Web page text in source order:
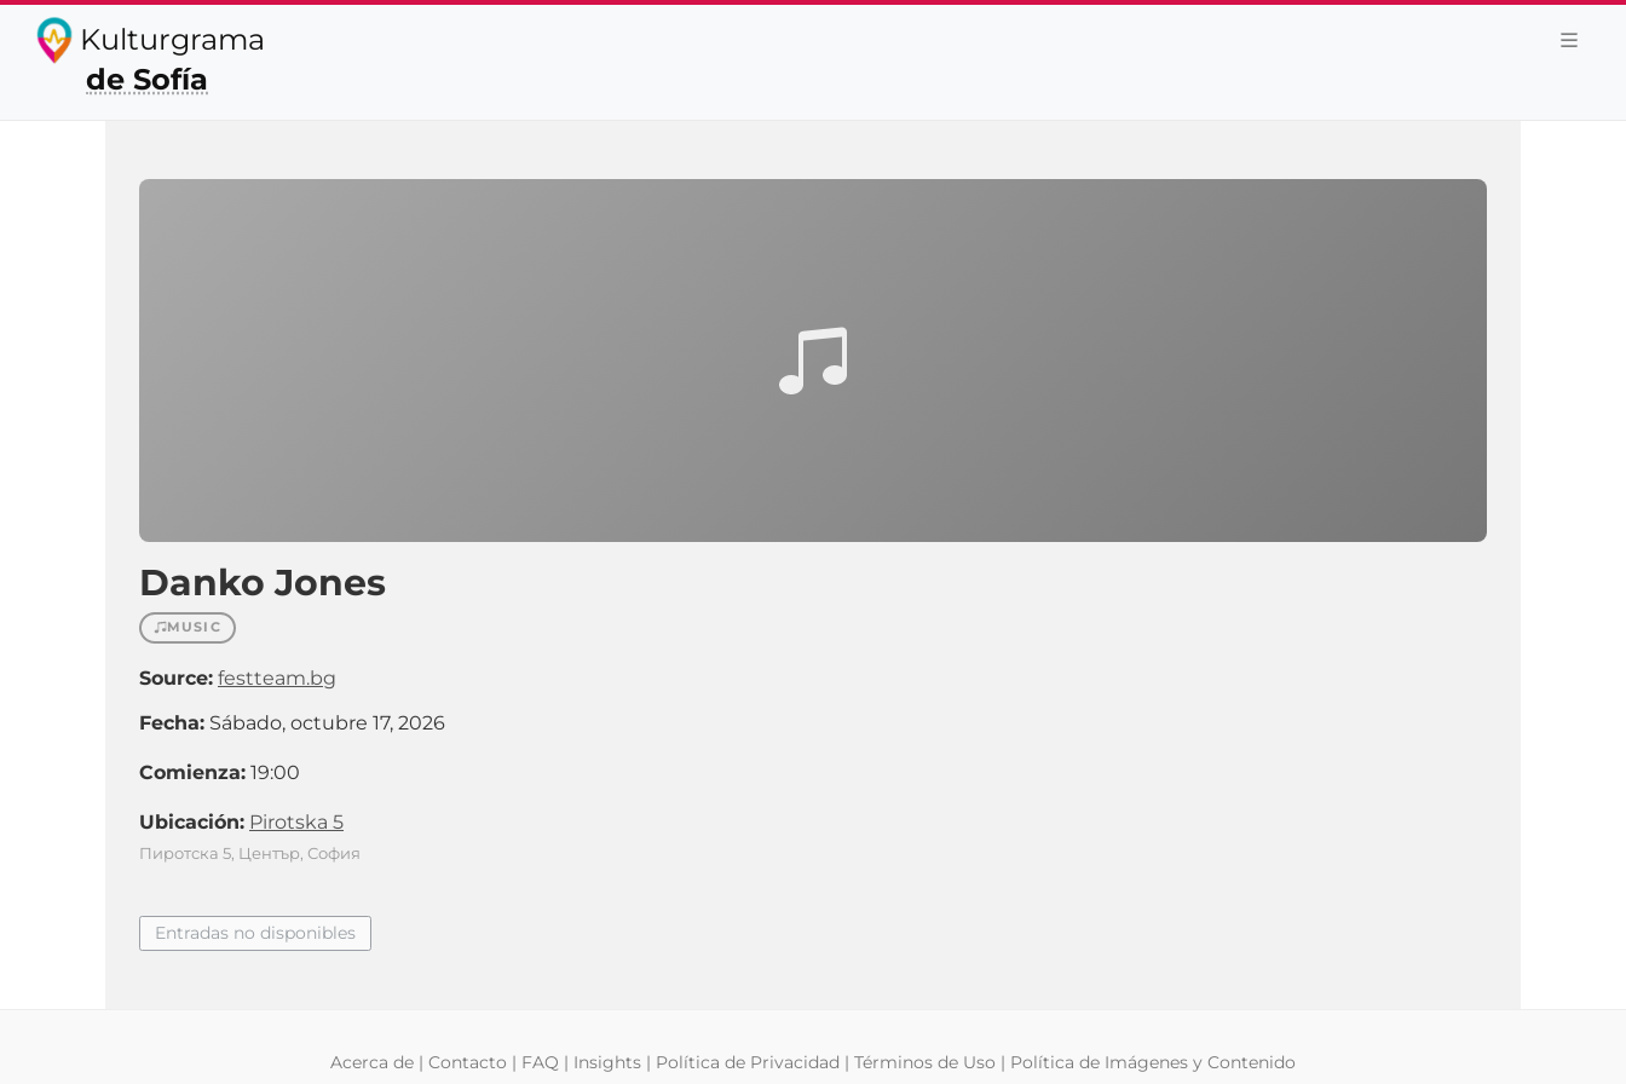
Kulturgrama
de Sofía
Danko Jones
MUSIC
Source: festteam.bg
Fecha: Sábado, octubre 17, 2026
Comienza: 19:00
Ubicación: Pirotska 5
Пиротска 5, Център, София
Entradas no disponibles
Acerca de | Contacto | FAQ | Insights | Política de Privacidad | Términos de Uso | Política de Imágenes y Contenido